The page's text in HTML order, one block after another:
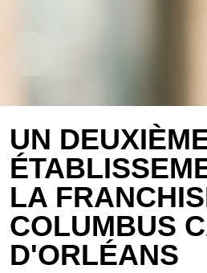
UN
LA
COLUMBUS
D'ORLÉANS